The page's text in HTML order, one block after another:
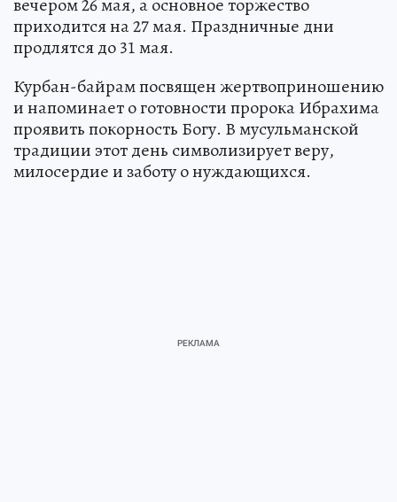
вечером 26 мая, а основное торжество
приходится на 27 мая. Праздничные дни
продлятся до 31 мая.
Курбан-байрам посвящен жертвоприношению
и напоминает о готовности пророка Ибрахима
проявить покорность Богу. В мусульманской
традиции этот день символизирует веру,
милосердие и заботу о нуждающихся.